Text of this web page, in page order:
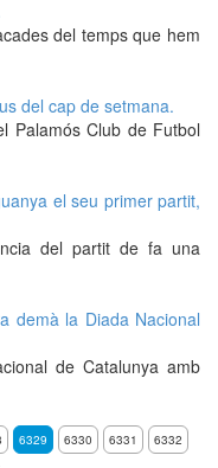
del temps que hem
del cap de setmana.
Palamós Club de Futbol
el seu primer partit,
del partit de fa una
demà la Diada Nacional
de Catalunya amb
6329 6330 6331
6332